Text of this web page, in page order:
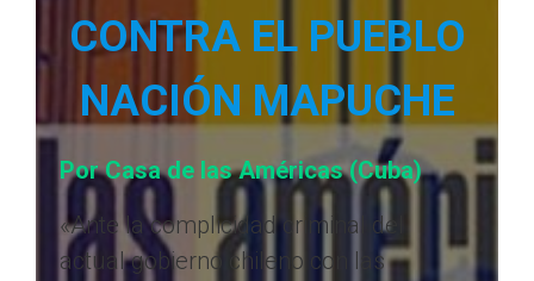
CONTRA EL PUEBLO
NACIÓN MAPUCHE
Por Casa de las Américas (Cuba)
«Ante la complicidad criminal del
actual gobierno chileno con las